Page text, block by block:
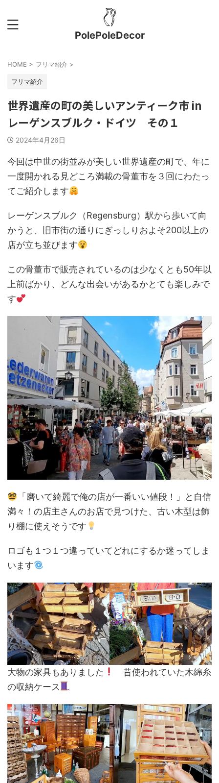
PolePoleDecor
HOME > フリマ紹介 >
フリマ紹介
世界遺産の町の美しいアンティーク市 in
レーゲンスブルク・ドイツ その１
2024年4月26日
今回は中世の街並みが美しい世界遺産の町で、年に
一度開かれる見どころ満載の骨董市を３回にわたっ
てご紹介します
レーゲンスブルク（Regensburg）駅から歩いて向
かうと、旧市街の通りにぎっしりおよそ200以上の
店が立ち並びます
この骨董市で販売されているのは少なくとも50年以
上前ばかり、どんな出会いがあるかとても楽しみで
す
「磨いて綺麗で俺の店が一番いい値段！」と自信
満々！の店主さんのお店で見つけた、古い木型は飾
り棚に使えそうです
ロゴも１つ１つ違っていてどれにするか迷ってしま
います
大物の家具もありました
昔使われていた木綿糸
の収納ケース